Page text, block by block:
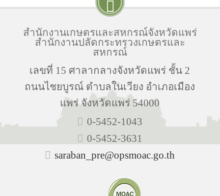
สำนักงานเกษตรและสหกรณ์จังหวัดแพร่
สำนักงานปลัดกระทรวงเกษตรและ
สหกรณ์
เลขที่ 15 ศาลากลางจังหวัดแพร่ ชั้น 2
ถนนไชยบูรณ์ ตำบลในเวียง อำเภอเมือง
แพร่ จังหวัดแพร่ 54000
0-5452-1043
0-5452-3631
saraban_pre@opsmoac.go.th